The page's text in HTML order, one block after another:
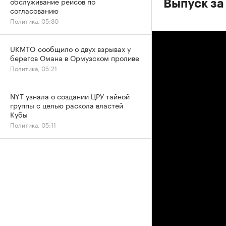
Выпуск
согласованию
Политика, 05:30
UKMTO сообщило о двух взрывах у
берегов Омана в Ормузском проливе
Политика, 05:21
NYT узнала о создании ЦРУ тайной
группы с целью раскола властей
Кубы
Политика, 05:11